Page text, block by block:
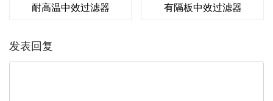
耐高温中效过滤器 有隔板中效过滤器
发表回复